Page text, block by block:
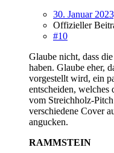
30. Januar
Offizieller
#10
Glaube nicht, dass
haben. Glaube eher,
vorgestellt wird, ein
entscheiden, welches
vom Streichholz-
verschiedene Cover
angucken.
RAMMSTEIN